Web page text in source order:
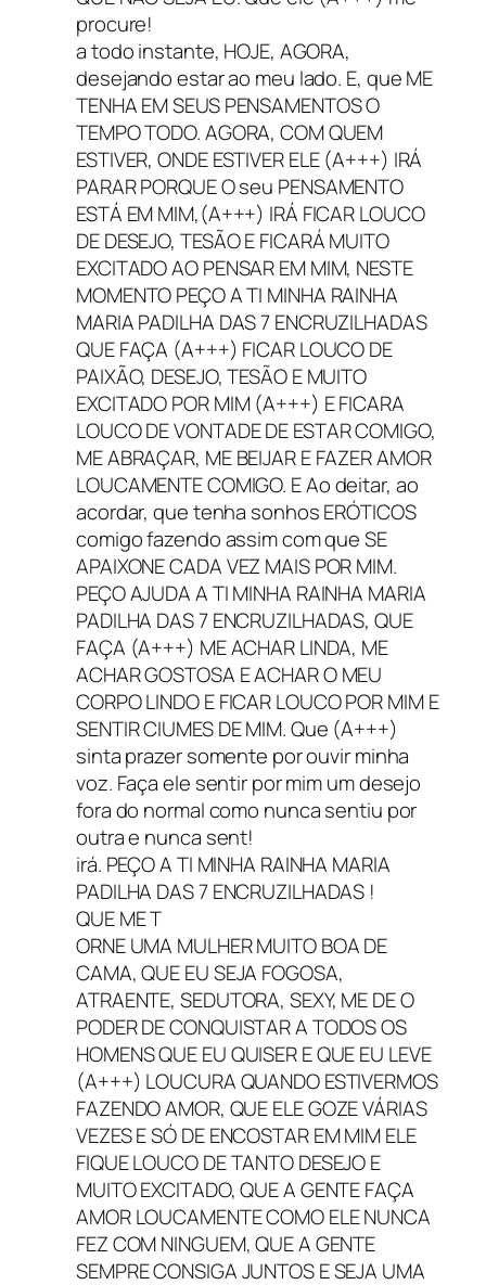
procure!
a todo instante, HOJE, AGORA,
desejando estar ao meu lado. E, que ME
TENHA EM SEUS PENSAMENTOS O
TEMPO TODO. AGORA, COM QUEM
ESTIVER, ONDE ESTIVER ELE (A+++) IRÁ
PARAR PORQUE O seu PENSAMENTO
ESTÁ EM MIM,(A+++) IRÁ FICAR LOUCO
DE DESEJO, TESÃO E FICARÁ MUITO
EXCITADO AO PENSAR EM MIM, NESTE
MOMENTO PEÇO A TI MINHA RAINHA
MARIA PADILHA DAS 7 ENCRUZILHADAS
QUE FAÇA (A+++) FICAR LOUCO DE
PAIXÃO, DESEJO, TESÃO E MUITO
EXCITADO POR MIM (A+++) E FICARA
LOUCO DE VONTADE DE ESTAR COMIGO,
ME ABRAÇAR, ME BEIJAR E FAZER AMOR
LOUCAMENTE COMIGO. E Ao deitar, ao
acordar, que tenha sonhos ERÓTICOS
comigo fazendo assim com que SE
APAIXONE CADA VEZ MAIS POR MIM.
PEÇO AJUDA A TI MINHA RAINHA MARIA
PADILHA DAS 7 ENCRUZILHADAS, QUE
FAÇA (A+++) ME ACHAR LINDA, ME
ACHAR GOSTOSA E ACHAR O MEU
CORPO LINDO E FICAR LOUCO POR MIM E
SENTIR CIUMES DE MIM. Que (A+++)
sinta prazer somente por ouvir minha
voz. Faça ele sentir por mim um desejo
fora do normal como nunca sentiu por
outra e nunca sent!
irá. PEÇO A TI MINHA RAINHA MARIA
PADILHA DAS 7 ENCRUZILHADAS !
QUE ME T
ORNE UMA MULHER MUITO BOA DE
CAMA, QUE EU SEJA FOGOSA,
ATRAENTE, SEDUTORA, SEXY, ME DE O
PODER DE CONQUISTAR A TODOS OS
HOMENS QUE EU QUISER E QUE EU LEVE
(A+++) LOUCURA QUANDO ESTIVERMOS
FAZENDO AMOR, QUE ELE GOZE VÁRIAS
VEZES E SÓ DE ENCOSTAR EM MIM ELE
FIQUE LOUCO DE TANTO DESEJO E
MUITO EXCITADO, QUE A GENTE FAÇA
AMOR LOUCAMENTE COMO ELE NUNCA
FEZ COM NINGUEM, QUE A GENTE
SEMPRE CONSIGA JUNTOS E SEJA UMA